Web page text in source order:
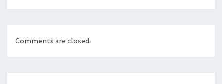
Comments are closed.